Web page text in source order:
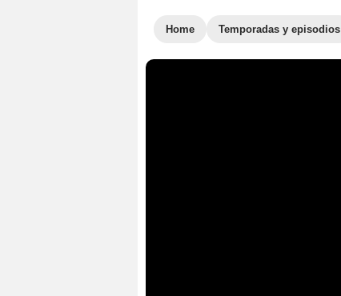
Home Temporadas y episodios